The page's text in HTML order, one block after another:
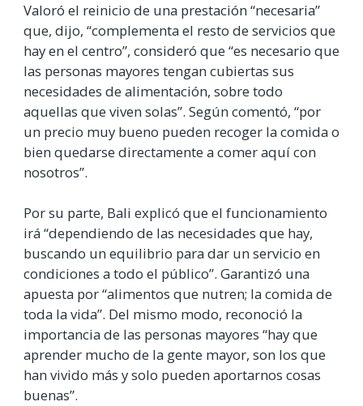
Valoró el reinicio de una prestación “necesaria”
que, dijo, “complementa el resto de servicios que
hay en el centro”, consideró que “es necesario que
las personas mayores tengan cubiertas sus
necesidades de alimentación, sobre todo
aquellas que viven solas”. Según comentó, “por
un precio muy bueno pueden recoger la comida o
bien quedarse directamente a comer aquí con
nosotros”.
Por su parte, Bali explicó que el funcionamiento
irá “dependiendo de las necesidades que hay,
buscando un equilibrio para dar un servicio en
condiciones a todo el público”. Garantizó una
apuesta por “alimentos que nutren; la comida de
toda la vida”. Del mismo modo, reconoció la
importancia de las personas mayores “hay que
aprender mucho de la gente mayor, son los que
han vivido más y solo pueden aportarnos cosas
buenas”.